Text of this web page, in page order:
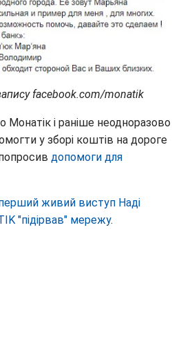
facebook.com/monatik
і раніше неодноразово
у зборі коштів на дороге
допомоги для
живий виступ Наді
"підірвав" мережу.